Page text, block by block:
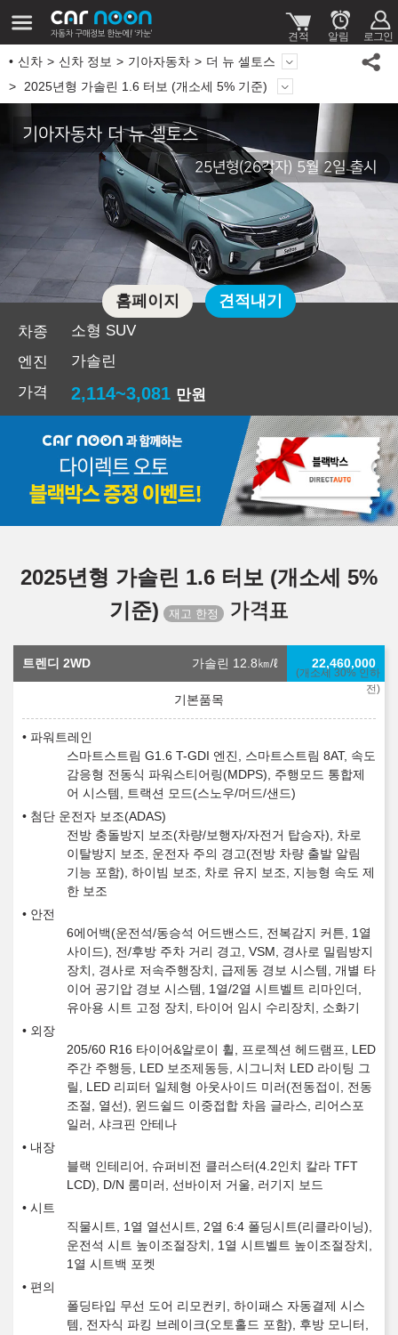
신차 신차 정보 기아자동차
더 뉴 셀토스
2025년형 가솔린 1.6 터보 (개소세 5% 기준)
기아자동차 더 뉴 셀토스
25년형(26각자) 5월 2일 출시
차종
소형 SUV
엔진
가솔린
가격
2,114~3,081 만원
홈페이지 견적내기
2025년형 가솔린 1.6 터보 (개소세 5%
기준)
가격표
트렌디 2WD 가솔린 12.8㎞/ℓ
(개소세 30% 인하
전)
22,460,000
파워트레인
스마트스트림 G1.6 T-GDI 엔진, 스마트스트림 8AT, 속도
감응형 전동식 파워스티어링(MDPS), 주행모드 통합제
어 시스템, 트랙션 모드(스노우/머드/샌드)
첨단 운전자 보조(ADAS)
전방 충돌방지 보조(차량/보행자/자전거 탑승자), 차로
이탈방지 보조, 운전자 주의 경고(전방 차량 출발 알림
기능 포함), 하이빔 보조, 차로 유지 보조, 지능형 속도 제
한 보조
안전
6에어백(운전석/동승석 어드밴스드, 전복감지 커튼, 1열
사이드), 전/후방 주차 거리 경고, VSM, 경사로 밀림방지
장치, 경사로 저속주행장치, 급제동 경보 시스템, 개별 타
이어 공기압 경보 시스템, 1열/2열 시트벨트 리마인더,
유아용 시트 고정 장치, 타이어 임시 수리장치, 소화기
외장
205/60 R16 타이어&알로이 휠, 프로젝션 헤드램프, LED
주간 주행등, LED 보조제동등, 시그니처 LED 라이팅 그
릴, LED 리피터 일체형 아웃사이드 미러(전동접이, 전동
조절, 열선), 윈드쉴드 이중접합 차음 글라스, 리어스포
일러, 샤크핀 안테나
내장
블랙 인테리어, 슈퍼비전 클러스터(4.2인치 칼라 TFT
LCD), D/N 룸미러, 선바이저 거울, 러기지 보드
시트
직물시트, 1열 열선시트, 2열 6:4 폴딩시트(리클라이닝),
운전석 시트 높이조절장치, 1열 시트벨트 높이조절장치,
1열 시트백 포켓
편의
폴딩타입 무선 도어 리모컨키, 하이패스 자동결제 시스
템, 전자식 파킹 브레이크(오토홀드 포함), 후방 모니터,